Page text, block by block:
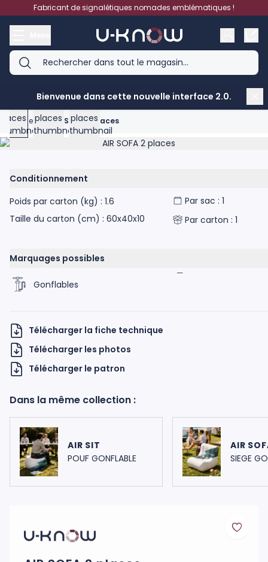
Aller au contenuFabricant de signalétiques nomades emblématiques !
Bienvenue dans cette nouvelle interface 2.0.
Accueil > AIR SOFA 2 places
Product image gallery - scroll to see more images
View larger image
View larger imageView larger image
Conditionnement
Poids par carton (kg) : 1.6
Taille du carton (cm) : 60x40x10
Par sac : 1
Par carton : 1
Marquages possibles
Gonflables
Télécharger la fiche technique
Télécharger les photos
Télécharger le patron
Dans la même collection :
AIR SIT
POUF GONFLABLE
AIR
SIEGE